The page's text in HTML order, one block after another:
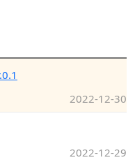
2022-12-30
2022-12-29